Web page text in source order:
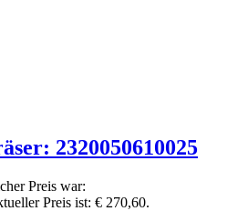
2320050610025
Preis war:
Preis ist: € 270,60.